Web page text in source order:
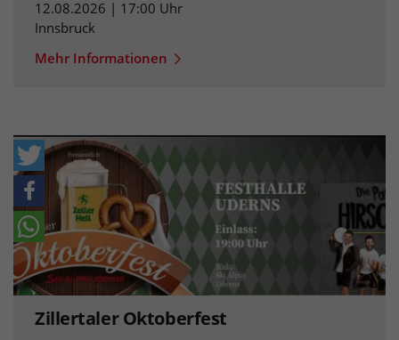
12.08.2026 | 17:00 Uhr
Innsbruck
Mehr Informationen
Zillertaler Oktoberfest